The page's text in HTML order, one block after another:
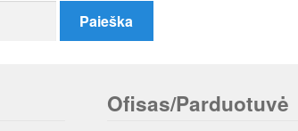
Ofisas/Parduotuvė